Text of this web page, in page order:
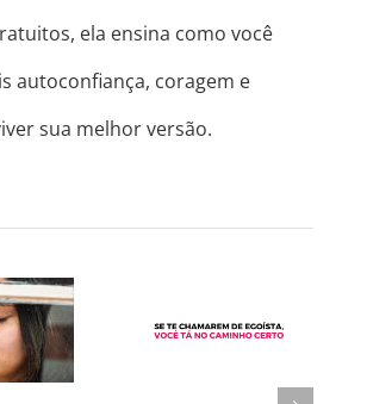
ela ensina como você
autoconfiança, coragem e
sua melhor versão.